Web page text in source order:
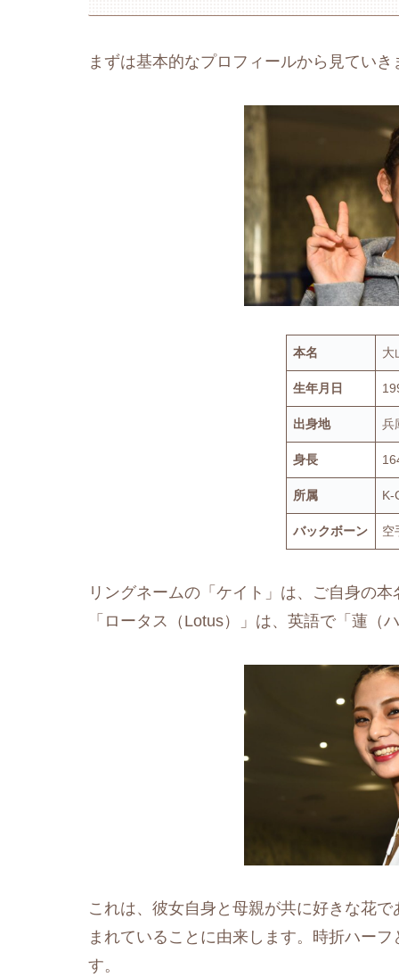
まずは基本的なプロフィールから見ていき
本名 大
生年月日
出身地 兵
身長
所属 K-
バックボーン 空
リングネームの「ケイト」は、ご自身の
「ロータス（Lotus）」は、英語で「蓮（
これは、彼女自身と母親が共に好きな花
まれていることに由来します。時折ハー
す。